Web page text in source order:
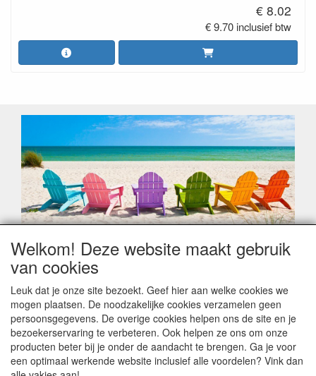
€ 8.02
€ 9.70 inclusief btw
Geachte klant,
Zoals elk jaar zorgt de verlofperiode, naast een hoop
leveringsproblemen.
Sommige fabrikanten sluiten of werken met een
vakantiebezetting.
Bestellingen die vanaf +/- 15 juli geplaatst worden kunnen
hierdoor vertraging oplopen. Wanneer die voorradig is en alle
betalingsmodaliteiten zijn vervuld dan de bestelling verstuurd
Welkom! Deze website maakt gebruik
van cookies
Leuk dat je onze site bezoekt. Geef hier aan welke cookies we
mogen plaatsen. De noodzakelijke cookies verzamelen geen
persoonsgegevens. De overige cookies helpen ons de site en je
bezoekerservaring te verbeteren. Ook helpen ze ons om onze
producten beter bij je onder de aandacht te brengen. Ga je voor
een optimaal werkende website inclusief alle voordelen? Vink dan